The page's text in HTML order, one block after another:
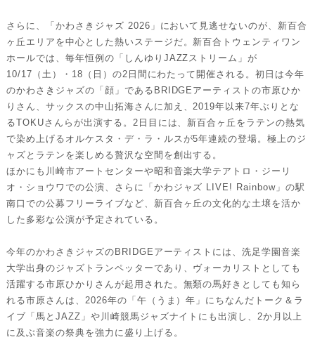
さらに、「かわさきジャズ 2026」において見逃せないのが、新百合
ヶ丘エリアを中心とした熱いステージだ。新百合トウェンティワン
ホールでは、毎年恒例の「しんゆりJAZZストリーム」が
10/17（土）・18（日）の2日間にわたって開催される。初日は今年
のかわさきジャズの「顔」であるBRIDGEアーティストの市原ひか
りさん、サックスの中山拓海さんに加え、2019年以来7年ぶりとな
るTOKUさんらが出演する。2日目には、新百合ヶ丘をラテンの熱気
で染め上げるオルケスタ・デ・ラ・ルスが5年連続の登場。極上のジ
ャズとラテンを楽しめる贅沢な空間を創出する。
ほかにも川崎市アートセンターや昭和音楽大学テアトロ・ジーリ
オ・ショウワでの公演、さらに「かわジャズ LIVE! Rainbow」の駅
南口での公募フリーライブなど、新百合ヶ丘の文化的な土壌を活か
した多彩な公演が予定されている。
今年のかわさきジャズのBRIDGEアーティストには、洗足学園音楽
大学出身のジャズトランペッターであり、ヴォーカリストとしても
活躍する市原ひかりさんが起用された。無類の馬好きとしても知ら
れる市原さんは、2026年の「午（うま）年」にちなんだトーク＆ラ
イブ「馬とJAZZ」や川崎競馬ジャズナイトにも出演し、2か月以上
に及ぶ音楽の祭典を強力に盛り上げる。